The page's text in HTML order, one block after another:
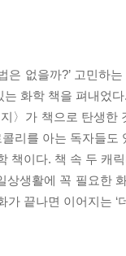
없을까?’ 고민하
화학 책을 펴내었
〉가 책으로 탄생한
리를 아는 독자들도
책이다. 책 속 두 캐
생활에 꼭 필요한
끝나면 이어지는 ‘